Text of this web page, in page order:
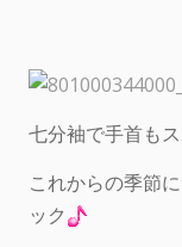
七分袖で手首も
これからの季節
ック